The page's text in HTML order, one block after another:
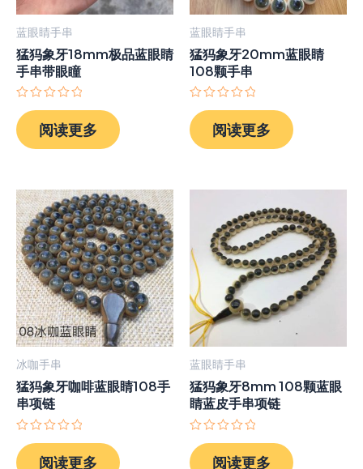
蓝眼睛手串
猛犸象牙18mm极品蓝眼睛
手串带眼瞳
评
分
0
&sol;
阅读更多
蓝眼睛手串
猛犸象牙20mm蓝眼睛
108颗手串
评
分
0
&sol;
阅读更多
冰咖手串
猛犸象牙咖啡蓝眼睛108手
串项链
分
0
阅读更多
蓝眼睛手串
猛犸象牙8mm 108颗蓝眼
睛蓝皮手串项链
分
0
阅读更多